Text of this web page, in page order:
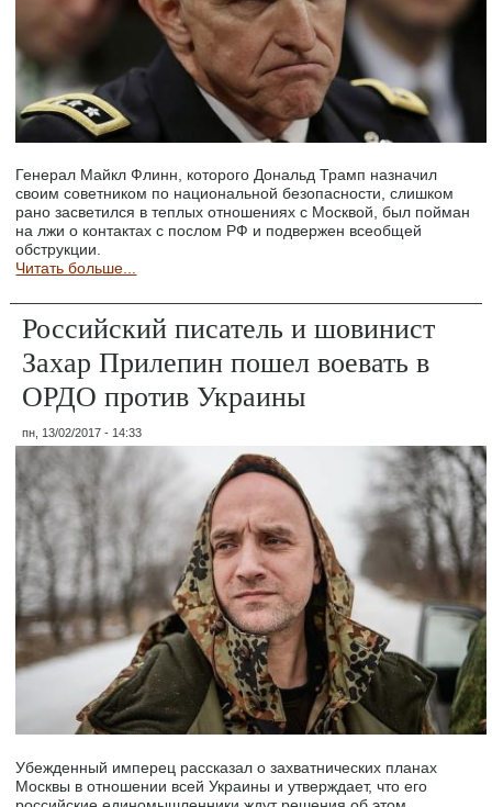
Генерал Майкл Флинн, которого Дональд Трамп назначил
своим советником по национальной безопасности, слишком
рано засветился в теплых отношениях с Москвой, был пойман
на лжи о контактах с послом РФ и подвержен всеобщей
обструкции.
Читать больше...
Российский писатель и шовинист
Захар Прилепин пошел воевать в
ОРДО против Украины
пн, 13/02/2017 - 14:33
Убежденный имперец рассказал о захватнических планах
Москвы в отношении всей Украины и утверждает, что его